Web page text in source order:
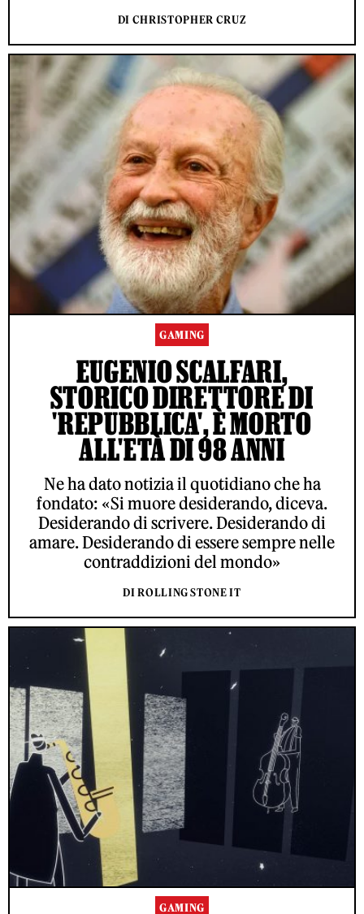
DI CHRISTOPHER CRUZ
GAMING
EUGENIO SCALFARI,
STORICO DIRETTORE DI
'REPUBBLICA', È MORTO
ALL'ETÀ DI 98 ANNI
Ne ha dato notizia il quotidiano che ha
fondato: «Si muore desiderando, diceva.
Desiderando di scrivere. Desiderando di
amare. Desiderando di essere sempre nelle
contraddizioni del mondo»
DI ROLLING STONE IT
GAMING